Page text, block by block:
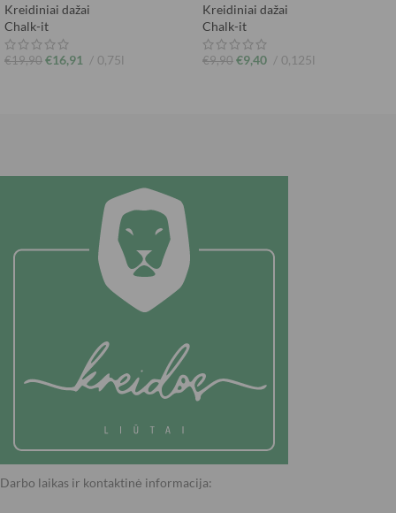
Kreidiniai dažai
Chalk-it
€19,90 €16,91 0,75l
Kreidiniai dažai
Chalk-it
€9,90 €9,40 0,125l
Darbo laikas ir kontaktinė informacija: